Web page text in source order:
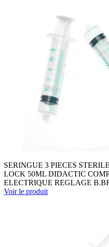
SERINGUE 3 PIECES
LOCK 50ML DIDACTIC
ELECTRIQUE REGLAGE
Voir le produit